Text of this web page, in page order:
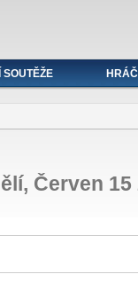
SOUTĚŽE
Červen 15